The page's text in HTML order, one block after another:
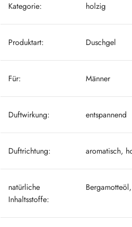
Kategorie: holzig
Produktart: Duschgel
Für: Männer
Duftwirkung: entspannend
Duftrichtung: aromatisch,
natürliche
Inhaltsstoffe: